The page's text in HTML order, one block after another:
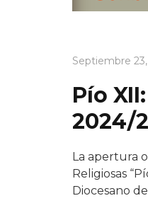
Septiembre
Pío
2024/
La apertura
Religiosas
Diocesano